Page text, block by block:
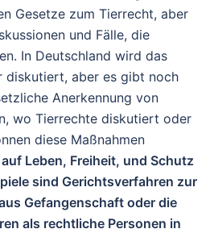
Gesetze zum Tierrecht, aber
und Fälle, die
In Deutschland wird das
diskutiert, aber es gibt noch
Anerkennung von
wo Tierrechte diskutiert oder
diese Maßnahmen
Leben, Freiheit, und Schutz
sind Gerichtsverfahren zur
Gefangenschaft oder die
als rechtliche Personen in